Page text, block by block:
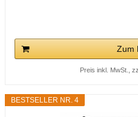
Zum
Preis inkl. MwSt.,
BESTSELLER NR. 4